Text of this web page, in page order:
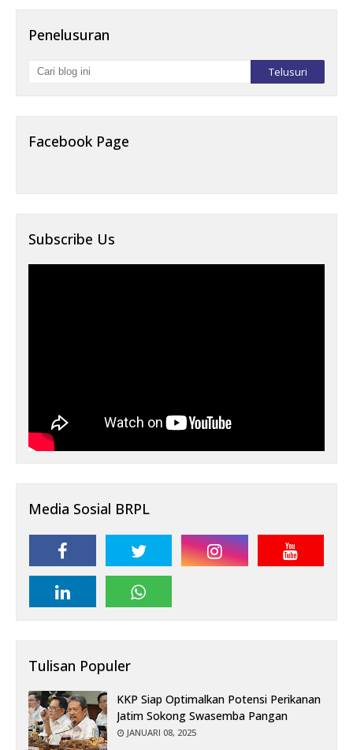
Penelusuran
Facebook Page
Subscribe Us
Media Sosial BRPL
Tulisan Populer
KKP Siap Optimalkan Potensi Perikanan
Jatim Sokong Swasemba Pangan
JANUARI 08, 2025